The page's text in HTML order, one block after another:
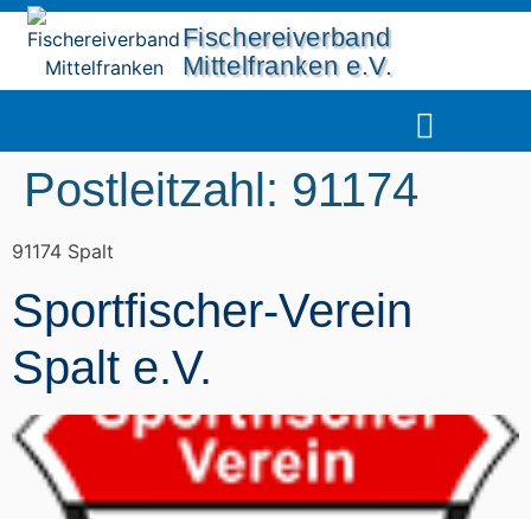
Fischereiverband
Mittelfranken e.V.
Postleitzahl: 91174
91174 Spalt
Sportfischer-Verein
Spalt e.V.